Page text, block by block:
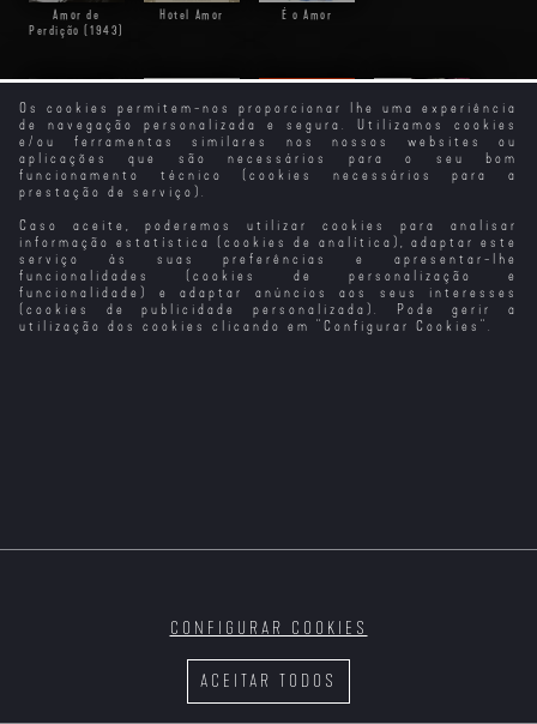
Os cookies permitem-nos proporcionar lhe uma experiência
de navegação personalizada e segura. Utilizamos cookies
e/ou ferramentas similares nos nossos websites ou
aplicações que são necessários para o seu bom
funcionamento técnico (cookies necessários para a
prestação de serviço).
Caso aceite, poderemos utilizar cookies para analisar
informação estatística (cookies de analítica), adaptar este
serviço às suas preferências e apresentar-lhe
funcionalidades (cookies de personalização e
funcionalidade) e adaptar anúncios aos seus interesses
(cookies de publicidade personalizada). Pode gerir a
utilização dos cookies clicando em " Configurar Cookies ".
ACEITAR TODOS
CONFIGURAR COOKIES
Amor de
Perdição (1943)
Hotel Amor É o Amor
O Amor
O Amor Não Tira
Férias
West Side Story
- Amor Sem
Barreiras
O Último Amor
De Casanova
Cores do Amor
Beira D´Água